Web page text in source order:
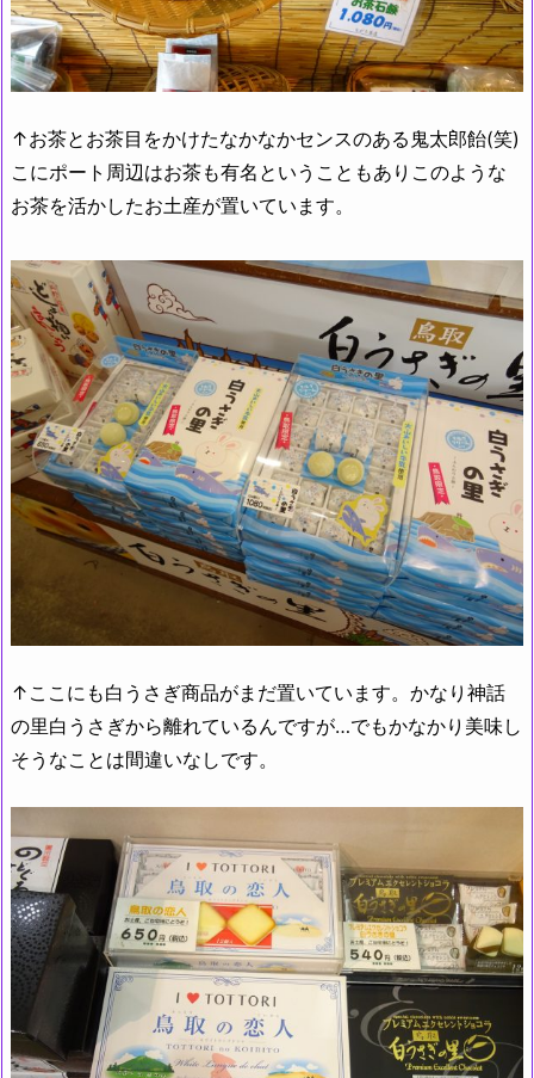
↑お茶とお茶目をかけたなかなかセンスのある鬼太郎飴(笑)
こにポート周辺はお茶も有名ということもありこのような
お茶を活かしたお土産が置いています。
↑ここにも白うさぎ商品がまだ置いています。かなり神話
の里白うさぎから離れているんですが…でもかなかり美味し
そうなことは間違いなしです。